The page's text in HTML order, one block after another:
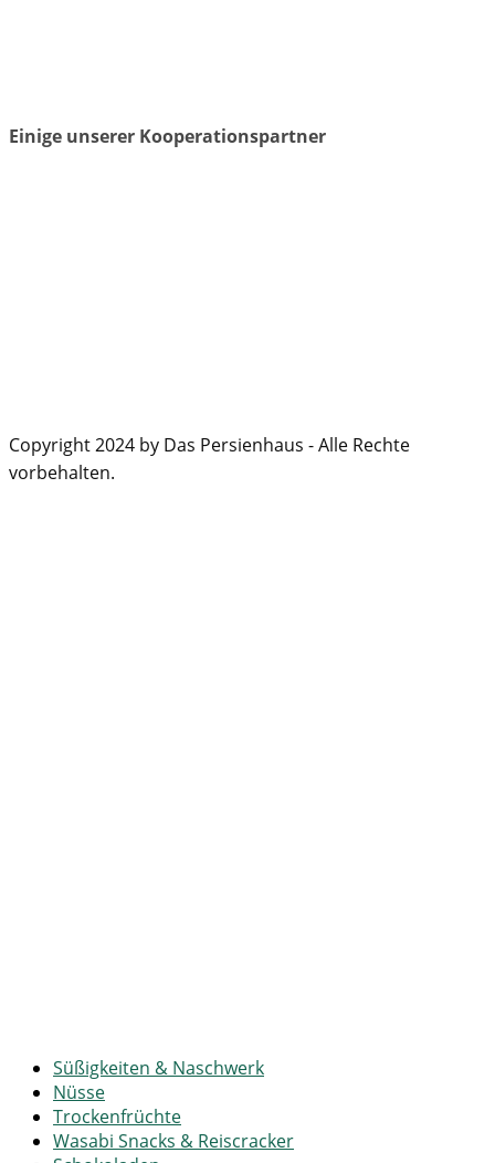
Einige unserer Kooperationspartner
Copyright 2024 by Das Persienhaus - Alle Rechte
vorbehalten.
Süßigkeiten & Naschwerk
Nüsse
Trockenfrüchte
Wasabi Snacks & Reiscracker